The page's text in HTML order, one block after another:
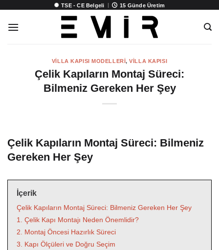
TSE - CE Belgeli | 15 Günde Üretim
VILLA KAPISI MODELLERI,VILLA KAPISI
Çelik Kapıların Montaj Süreci:
Bilmeniz Gereken Her Şey
Çelik Kapıların Montaj Süreci: Bilmeniz
Gereken Her Şey
İçerik
Çelik Kapıların Montaj Süreci: Bilmeniz Gereken Her Şey
1. Çelik Kapı Montajı Neden Önemlidir?
2. Montaj Öncesi Hazırlık Süreci
3. Kapı Ölçüleri ve Doğru Seçim